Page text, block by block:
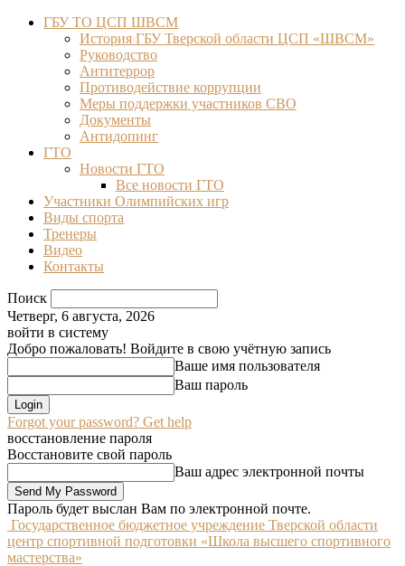
ГБУ ТО ЦСП ШВСМ
История ГБУ Тверской области ЦСП «ШВСМ»
Руководство
Антитеррор
Противодействие коррупции
Меры поддержки участников СВО
Документы
Антидопинг
ГТО
Новости ГТО
Все новости ГТО
Участники Олимпийских игр
Виды спорта
Тренеры
Видео
Контакты
Поиск
Четверг, 6 августа, 2026
войти в систему
Добро пожаловать! Войдите в свою учётную запись
Ваше имя пользователя
Ваш пароль
Forgot your password? Get help
восстановление пароля
Восстановите свой пароль
Ваш адрес электронной почты
Пароль будет выслан Вам по электронной почте.
Государственное бюджетное учреждение Тверской области
центр спортивной подготовки «Школа высшего спортивного
мастерства»